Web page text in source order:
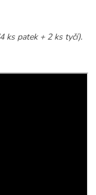
ks patek + 2 ks tyčí).